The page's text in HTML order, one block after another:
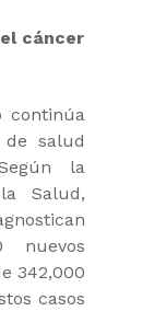
cáncer
continúa
salud
la
Salud,
nuevos
342,000
casos